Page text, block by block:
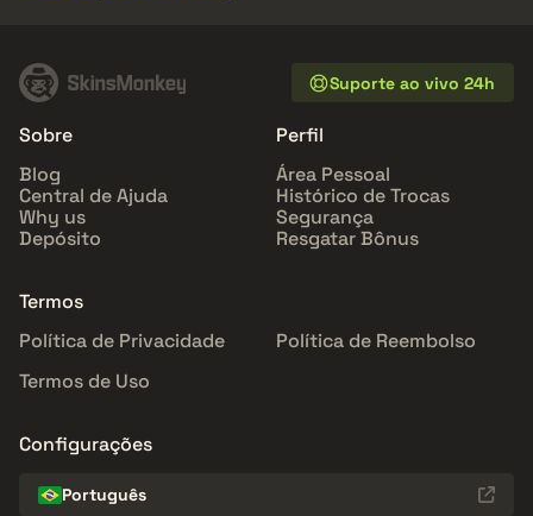
Suporte ao vivo 24h
Sobre
Blog
Central de Ajuda
Why us
Depósito
Perfil
Área Pessoal
Histórico de Trocas
Segurança
Resgatar Bônus
Termos
Política de Privacidade
Política de Reembolso
Termos de Uso
Configurações
Português